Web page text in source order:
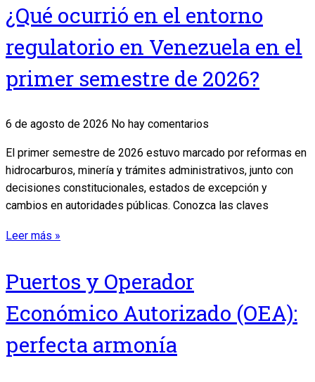
¿Qué ocurrió en el entorno
regulatorio en Venezuela en el
primer semestre de 2026?
6 de agosto de 2026 No hay comentarios
El primer semestre de 2026 estuvo marcado por reformas en
hidrocarburos, minería y trámites administrativos, junto con
decisiones constitucionales, estados de excepción y
cambios en autoridades públicas. Conozca las claves
Leer más »
Puertos y Operador
Económico Autorizado (OEA):
perfecta armonía